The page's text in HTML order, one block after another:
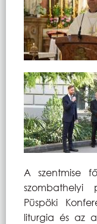
A szentmise
szombathelyi
Püspöki
liturgia és az